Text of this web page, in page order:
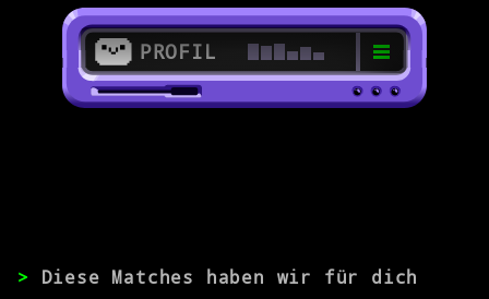
PROFIL
>
> Diese Matches haben wir für dich